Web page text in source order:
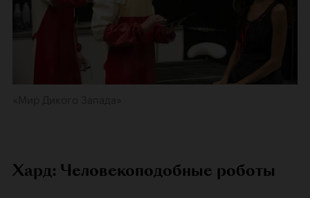
Хард: Человекоподобные роботы